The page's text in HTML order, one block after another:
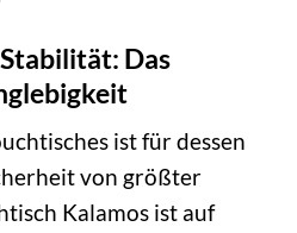
Das
ist für dessen
von größter
Kalamos ist auf